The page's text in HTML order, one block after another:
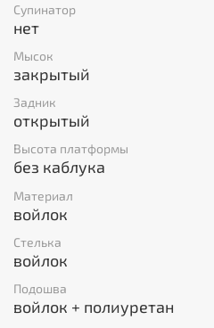
Супинатор
нет
Мысок
закрытый
Задник
открытый
Высота платформы
без каблука
Материал
войлок
Стелька
войлок
Подошва
войлок + полиуретан